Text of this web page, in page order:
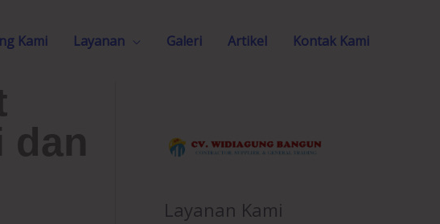
Kami Layanan Galeri Artikel Kontak Kami
dan
Layanan Kami